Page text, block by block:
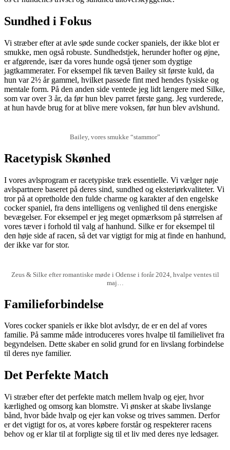
Sundhed i Fokus
Vi stræber efter at avle søde sunde cocker spaniels, der ikke blot er
smukke, men også robuste. Sundhedstjek, herunder hofter og øjne,
er afgørende, især da vores hunde også tjener som dygtige
jagtkammerater. For eksempel fik tæven Bailey sit første kuld, da
hun var 2½ år gammel, hvilket passede fint med hendes fysiske og
mentale form. På den anden side ventede jeg lidt længere med Silke,
som var over 3 år, da før hun blev parret første gang. Jeg vurderede,
at hun havde brug for at blive mere voksen, før hun blev avlshund.
Bailey, vores smukke “stammor”
Racetypisk Skønhed
I vores avlsprogram er racetypiske træk essentielle. Vi vælger nøje
avlspartnere baseret på deres sind, sundhed og eksteriørkvaliteter. Vi
tror på at opretholde den fulde charme og karakter af den engelske
cocker spaniel, fra dens intelligens og venlighed til dens energiske
bevægelser. For eksempel er jeg meget opmærksom på størrelsen af
vores tæver i forhold til valg af hanhund. Silke er for eksempel til
den høje side af racen, så det var vigtigt for mig at finde en hanhund,
der ikke var for stor.
Zeus & Silke efter romantiske møde i Odense i forår 2024, hvalpe ventes til
maj…
Familieforbindelse
Vores cocker spaniels er ikke blot avlsdyr, de er en del af vores
familie. På samme måde introduceres vores hvalpe til familielivet fra
begyndelsen. Dette skaber en solid grund for en livslang forbindelse
til deres nye familier.
Det Perfekte Match
Vi stræber efter det perfekte match mellem hvalp og ejer, hvor
kærlighed og omsorg kan blomstre. Vi ønsker at skabe livslange
bånd, hvor både hvalp og ejer kan vokse og trives sammen. Derfor
er det vigtigt for os, at vores købere forstår og respekterer racens
behov og er klar til at forpligte sig til et liv med deres nye ledsager.